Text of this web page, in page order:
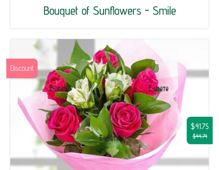
Bouquet of Sunflowers - Smile
$41.75
$44.74
Discount